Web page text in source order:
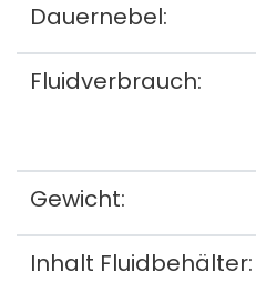
Dauernebel:
Fluidverbrauch:
Gewicht:
Inhalt Fluidbehälter: